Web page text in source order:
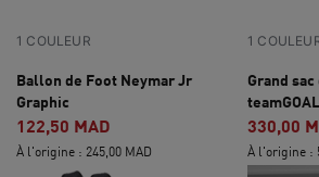
1 COULEUR
Ballon de Foot Neymar Jr
Graphic
122,50 MAD
À l'origine : 245,00 MAD
1
Grand
teamGOAL
330,00
À l'origine :